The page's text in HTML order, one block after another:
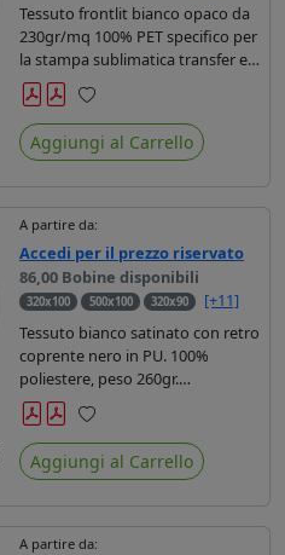
Tessuto frontlit bianco opaco da
230gr/mq 100% PET specifico per
la stampa sublimatica transfer e
diretta o latex. Dotato di
certificato FR e trattamento
antipiega (creaseless)
Occhiellabile e cucibile. Tagliabile a
Preferiti
Aggiungi al Carrello
A partire da:
Accedi per il prezzo riservato
86,00 Bobine disponibili
320x100 500x100 320x90
[+11]
Tessuto bianco satinato con retro
coprente nero in PU. 100%
poliestere, peso 260gr.
Trattamento "creasless -
antipiega". Dotato di certificato
FR Bs1d0. Adatto alla stampa
sublimatica diretta e indiretta, UV
Preferiti
Aggiungi al Carrello
A partire da: